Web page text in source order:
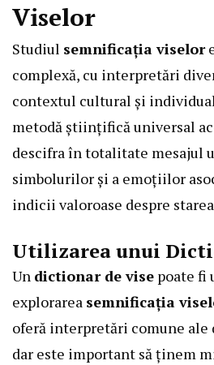
Viselor
Studiul semnificația viselor
complexă, cu interpretări
contextul cultural și
metodă științifică universal
descifra în totalitate mesajul
simbolurilor și a emoțiilor
indicii valoroase despre
Utilizarea unui
Un dictionar de vise poate fi
explorarea semnificația
oferă interpretări comune
dar este important să ținem